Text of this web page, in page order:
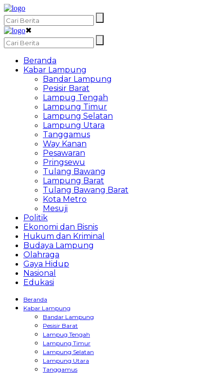
✖
Beranda
Kabar Lampung
Bandar Lampung
Pesisir Barat
Lampug Tengah
Lampung Timur
Lampung Selatan
Lampung Utara
Tanggamus
Way Kanan
Pesawaran
Pringsewu
Tulang Bawang
Lampung Barat
Tulang Bawang Barat
Kota Metro
Mesuji
Politik
Ekonomi dan Bisnis
Hukum dan Kriminal
Budaya Lampung
Olahraga
Gaya Hidup
Nasional
Edukasi
Beranda
Kabar Lampung
Bandar Lampung
Pesisir Barat
Lampug Tengah
Lampung Timur
Lampung Selatan
Lampung Utara
Tanggamus